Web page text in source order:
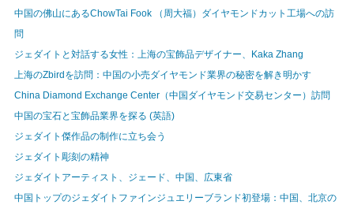
中国の佛山にあるChowTai Fook （周大福）ダイヤモンドカット工場への訪
問
ジェダイトと対話する女性：上海の宝飾品デザイナー、Kaka Zhang
上海のZbirdを訪問：中国の小売ダイヤモンド業界の秘密を解き明かす
China Diamond Exchange Center（中国ダイヤモンド交易センター）訪問
中国の宝石と宝飾品業界を探る (英語)
ジェダイト傑作品の制作に立ち会う
ジェダイト彫刻の精神
ジェダイトアーティスト、ジェード、中国、広東省
中国トップのジェダイトファインジュエリーブランド初登場：中国、北京の